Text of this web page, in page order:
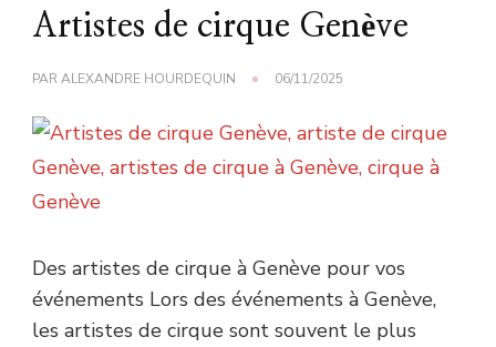
Artistes de cirque Genève
PARALEXANDRE HOURDEQUIN 06/11/2025
Des artistes de cirque à Genève pour vos
événements Lors des événements à Genève,
les artistes de cirque sont souvent le plus